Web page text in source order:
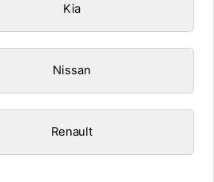
Kia
Nissan
Renault